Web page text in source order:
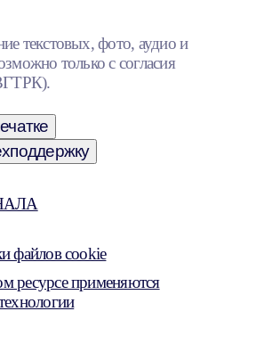
текстовых, фото, аудио и
только с согласия
файлов cookie
ресурсе применяются